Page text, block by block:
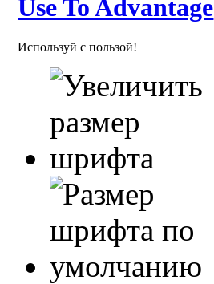
Use To Advantage
Используй с пользой!